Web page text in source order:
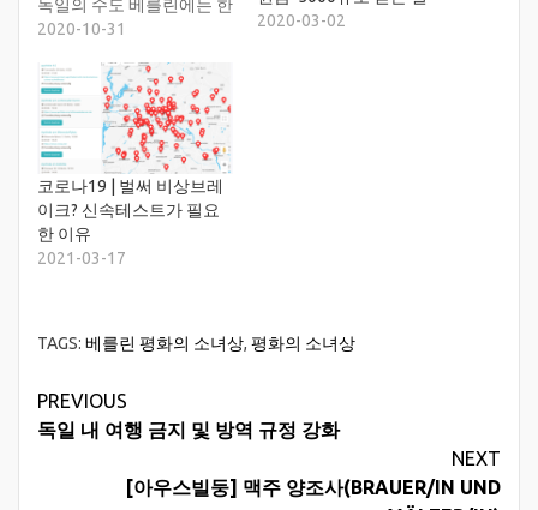
독일의 수도 베를린에는 한
국의 고속버스터미널만도
개가 운영되고 있었다. 테
겔(TXL)과 쉐네펠트공항
(SXF). 물론 한국에서 베를
린을 오가는 직항도 없었
다. 14년 간의 긴 여정. 베를
린 신공항에는 대체 무슨
일이 있었던 걸까. 베를린
신공항 개항을…
2020-10-31
2020-03-02
코로나19 | 벌써 비상브레
이크? 신속테스트가 필요
한 이유
2021-03-17
TAGS: 베를린 평화의 소녀상, 평화의 소녀상
Continue
Reading
PREVIOUS
독일 내 여행 금지 및 방역 규정 강화
NEXT
[아우스빌둥] 맥주 양조사(BRAUER/IN UND